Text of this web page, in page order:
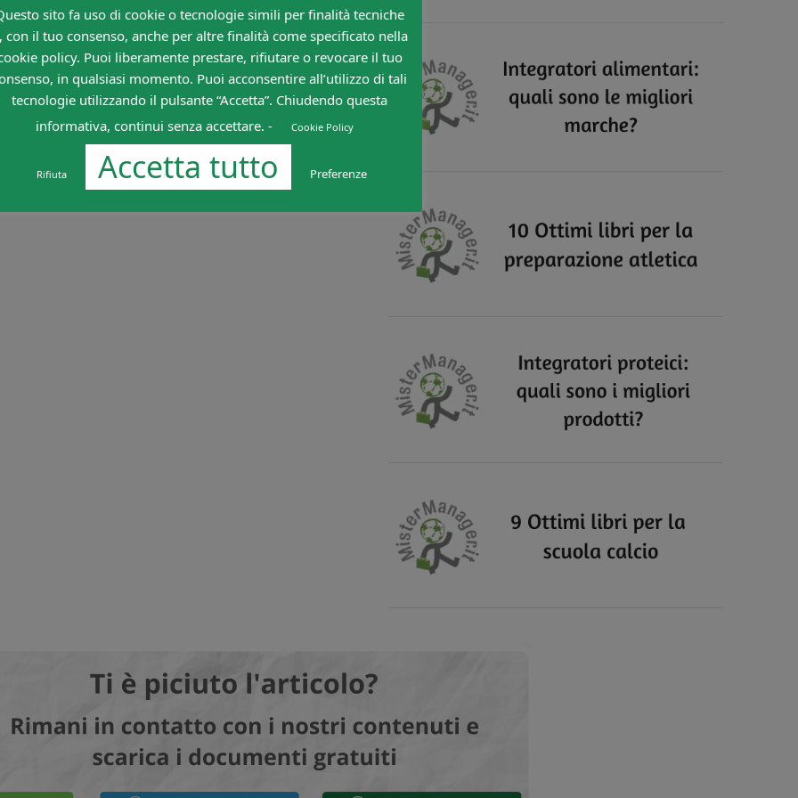
sito fa uso di cookie o tecnologie simili per finalità tecniche
con il tuo consenso, anche per altre finalità come specificato nella
policy. Puoi liberamente prestare, rifiutare o revocare il tuo
in qualsiasi momento. Puoi acconsentire all’utilizzo di tali
tecnologie utilizzando il pulsante “Accetta”. Chiudendo questa
informativa, continui senza accettare. -
Cookie Policy
Rifiuta Accetta tutto Preferenze